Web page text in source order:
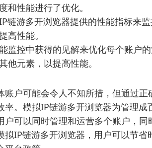
和性能进行了优化。
链游多开浏览器提供的性能指标来
高性能。
监控中获得的见解来优化每个账户
他元素，以提高性能。
账户可能会令人不知所措，但通过
率。模拟IP链游多开浏览器为管理
户可以同时管理和运营多个账户，
拟IP链游多开浏览器，用户可以节省